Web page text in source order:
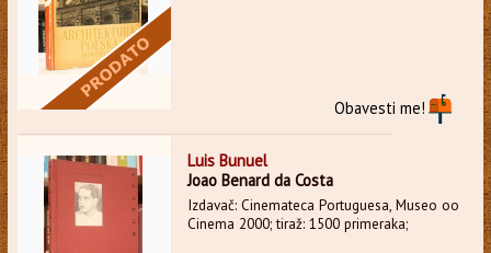
Obavesti me!
Luis Bunuel
Joao Benard da Costa
Izdavač: Cinemateca Portuguesa, Museo oo
Cinema 2000; tiraž: 1500 primeraka;